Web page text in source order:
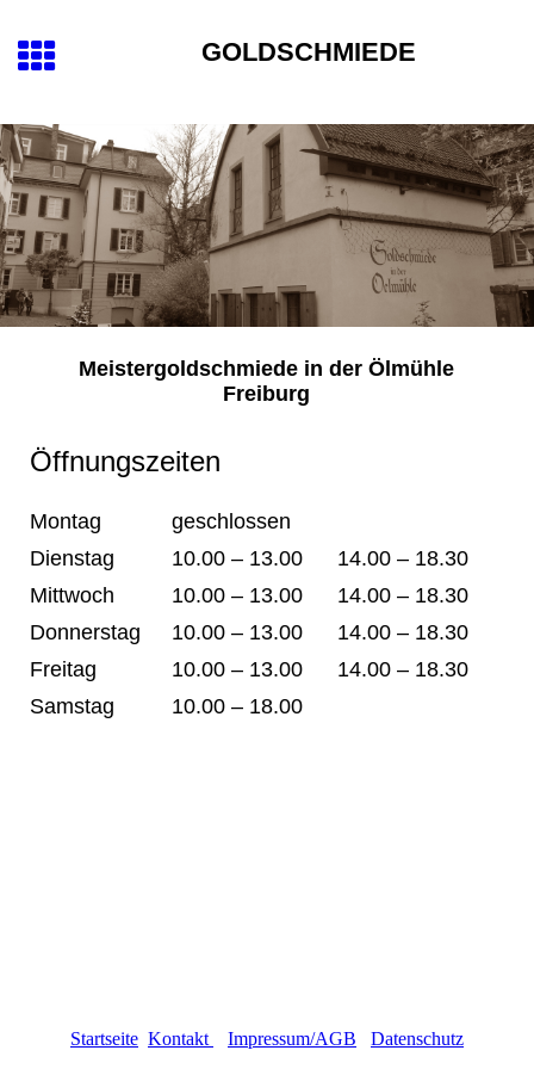
GOLDSCHMIEDE
Meistergoldschmiede in der Ölmühle
Freiburg
Öffnungszeiten
Montag geschlossen
Dienstag
10.00 – 13.00
14.00 – 18.30
Mittwoch
10.00 – 13.00
14.00 – 18.30
Donnerstag
10.00 – 13.00
14.00 – 18.30
Freitag
10.00 – 13.00
14.00 – 18.30
Samstag
10.00 – 18.00
Startseite Kontakt Impressum/AGB Datenschutz